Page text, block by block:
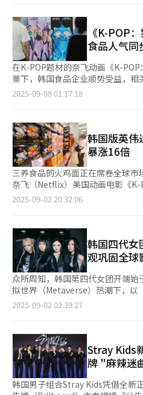
显示，该政策已初显成效。在首次
日），日均观影人次达到43.5万，比
曾使用过观影优惠券。在独立电
1000韩元。这样低门槛的观影方
院，也在一定程度上缓解了独立
验来看，这不仅是一种实惠的选
费、维系产业生态方面的实际意义。 与此同时，韩国政府对电影
产业的支持力度正在不断加大。文
80.8%，为历史同期最大规模（疫
将重点投向中预算电影制作、电影
领域，并投入资金推动人工智能（
建设。这显示出政策层面对产业复
期刺激。 笔者认为，观影优惠券的持续发放与预算的显著增加相
辅相成，共同为韩国电影产业注
直接刺激观众入场，带动票房和影
业链条健康运转，为创作者、独立
到新的平衡点。 随着韩国电影市场逐步回暖，观影优惠券已不仅
是一项临时措施，更是文化政策创
性互动时，观众、影院与创作者三
保持这一政策的延续性与稳定性，
时，释放出更广泛的创作活力。
《K-POP
食品人气同
在K-POP题材的奈飞动画《K-
景下，韩国食品企业顺势受益，
提升。 其中，最具代表性的食品是紫菜包饭。剧中主角一口吞下
（Pulmuone）为代表，生产冷冻紫
韩国交易所7日消息，圃美多5日
72.2元），同比上涨约25%。不仅
创历史新高，近期虽进入小幅调整
上映日（1.1382万韩元）相比，
的三立糖饼也与紫菜包饭、鱼饼串
内人士表示：“高质量文化内容与
够在消费者的日常生活中实现共同
开后，“Korean Food”搜索量从
代表关注度峰值。这是由于该剧
（Billboard）排名持续攀升，并
饭、零食和汤饭等韩国美食，引发
的品牌名称设定为与农心发音相
的“神”也让人联想到农心辛拉面外包
人士表示：“这并非因K-POP在全
积累的品牌认知度与全球影响力所
多个国家。 顺应这一趋势，农心上月29日在自家商城限量发售
1000套（共6000件）《K-POP：
时1分40秒即被抢购一空。业内人
食品产业相辅相成的可观潜力。
2025-09-08 01:17:18
韩国版英伟
暴涨16倍
三养食品的火鸡面正在席卷全球
奈飞（Netflix）美国动画电影《K-
交媒体上掀起了“火鸡面挑战”热
三养食品股价过去三年累计上涨
关注。目前，三养食品市值已超过
着“火鸡面”正逐步成为韩国文化输出
出，三养食品火鸡面系列凭借社交
者青睐。通过举办火鸡面挑战赛
面打造成年轻人群体中的热门话题
及在《K-POP：猎魔女团》中的亮
不过，报道还提醒，中国市场竞争
热销，三养食品业绩呈强劲增长势
累计销售额首次突破1万亿韩元（
二季度销售额同比增长30%，达
34%，达1201亿韩元。 为满足市场需求激增，三养食品持续加大
投资力度扩充产能。今年6月投产
条正式投入运营，计划年底前实
2025-09-02 20:32:06
韩国四代女
观巩固全球
众所周知，韩国第四代女团开端
拟世界（Metaverse）热潮下，
的aespa，早在奈飞（Netflix）动
其在收录先行曲《Supernova》的
《Armageddon》是一张融合虚拟
风格音乐作品，延续组合标志性的世界观叙事
日在首尔松坡区KSPO DOME举办
LIVE TOUR - SYNK : aeXIS LINE
2025-09-02 02:39:27
Stray Kids
牌 "麻辣迷
韩国男子组合Stray Kids凭借全新